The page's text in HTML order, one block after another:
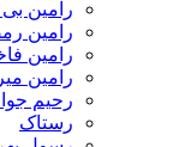
رامین
رامین
رامین
رامین
رحیم
رستاک